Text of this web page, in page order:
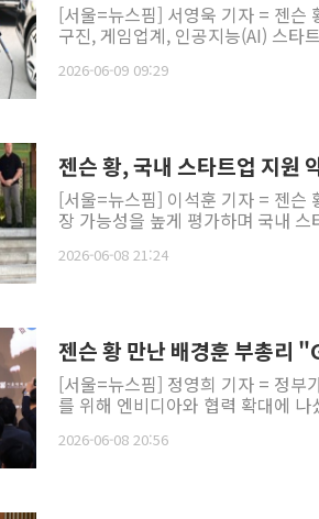
[서울=뉴스핌] 서영욱 기자 = 젠슨
구진, 게임업계, 인공지능(AI) 스타
2026-06-09 09:29
젠슨 황, 국내 스타트업 지원
[서울=뉴스핌] 이석훈 기자 = 젠슨
장 가능성을 높게 평가하며 국내
2026-06-08 21:24
젠슨 황 만난 배경훈 부총리
[서울=뉴스핌] 정영희 기자 = 정부
를 위해 엔비디아와 협력 확대에
2026-06-08 20:56